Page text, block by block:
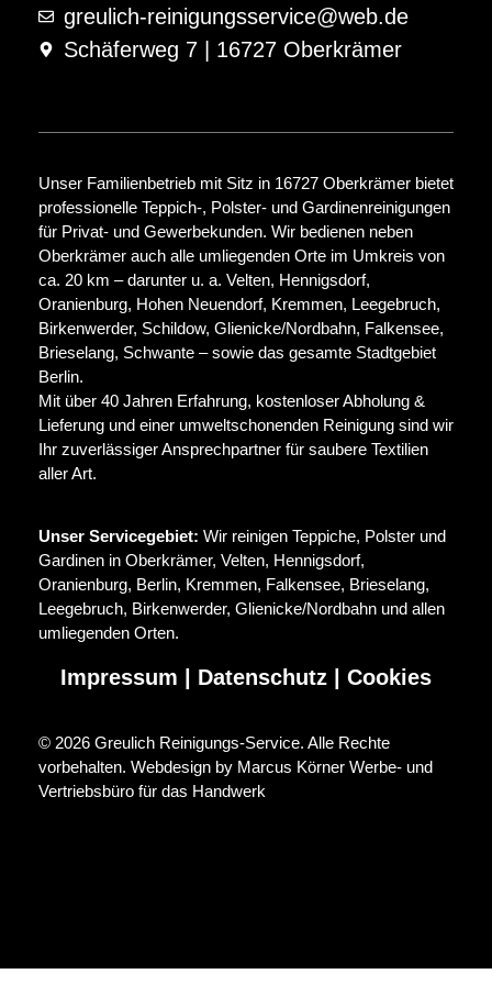
greulich-reinigungsservice@web.de
Schäferweg 7 | 16727 Oberkrämer
Unser Familienbetrieb mit Sitz in 16727 Oberkrämer bietet
professionelle Teppich-, Polster- und Gardinenreinigungen
für Privat- und Gewerbekunden. Wir bedienen neben
Oberkrämer auch alle umliegenden Orte im Umkreis von
ca. 20 km – darunter u. a. Velten, Hennigsdorf,
Oranienburg, Hohen Neuendorf, Kremmen, Leegebruch,
Birkenwerder, Schildow, Glienicke/Nordbahn, Falkensee,
Brieselang, Schwante – sowie das gesamte Stadtgebiet
Berlin.
Mit über 40 Jahren Erfahrung, kostenloser Abholung &
Lieferung und einer umweltschonenden Reinigung sind wir
Ihr zuverlässiger Ansprechpartner für saubere Textilien
aller Art.
Unser Servicegebiet: Wir reinigen Teppiche, Polster und
Gardinen in Oberkrämer, Velten, Hennigsdorf,
Oranienburg, Berlin, Kremmen, Falkensee, Brieselang,
Leegebruch, Birkenwerder, Glienicke/Nordbahn und allen
umliegenden Orten.
Impressum Datenschutz Cookies
© 2026 Greulich Reinigungs-Service. Alle Rechte
vorbehalten. Webdesign by Marcus Körner Werbe- und
Vertriebsbüro für das Handwerk